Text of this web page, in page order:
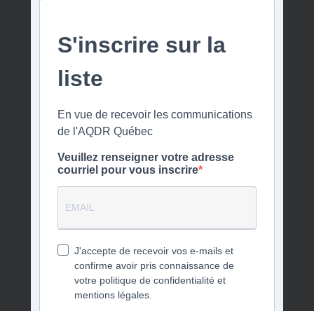
S'inscrire sur la
liste
En vue de recevoir les communications
de l'AQDR Québec
Veuillez renseigner votre adresse
courriel pour vous inscrire
J'accepte de recevoir vos e-mails et
confirme avoir pris connaissance de
votre politique de confidentialité et
mentions légales.